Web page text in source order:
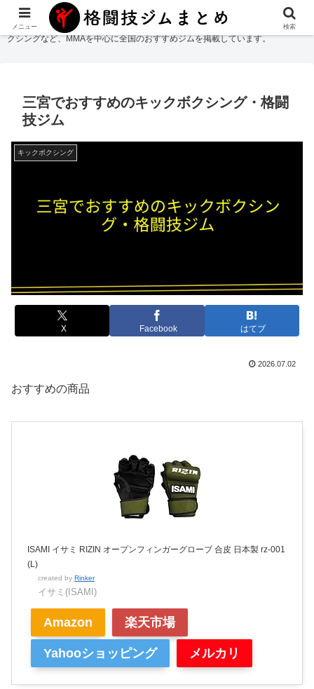
格闘技ジムまとめ
では総合格闘技・柔術・レスリング・キックボクシング・ボ
クシングなど、MMAを中心に全国のおすすめジムを掲載しています。
三宮でおすすめのキックボクシング・格闘
技ジム
キックボクシング
X Facebook はてブ
2026.07.02
おすすめの商品
ISAMI イサミ RIZIN オープンフィンガーグローブ 合皮 日本製 rz-001
(L)
created by Rinker
イサミ(ISAMI)
Amazon 楽天市場
Yahooショッピング メルカリ
メニュー 検索